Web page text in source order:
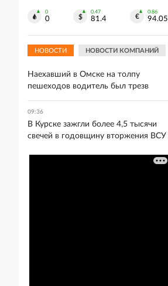
0
0
0.47
81.4
0.86
94.05
НОВОСТИ НОВОСТИ КОМПАНИЙ
В Саратове выявили загрязнение
Наехавший в Омске на толпу
пешеходов водитель был трезв
09:36
В Курске зажгли более 4,5 тысячи
свечей в годовщину вторжения ВСУ